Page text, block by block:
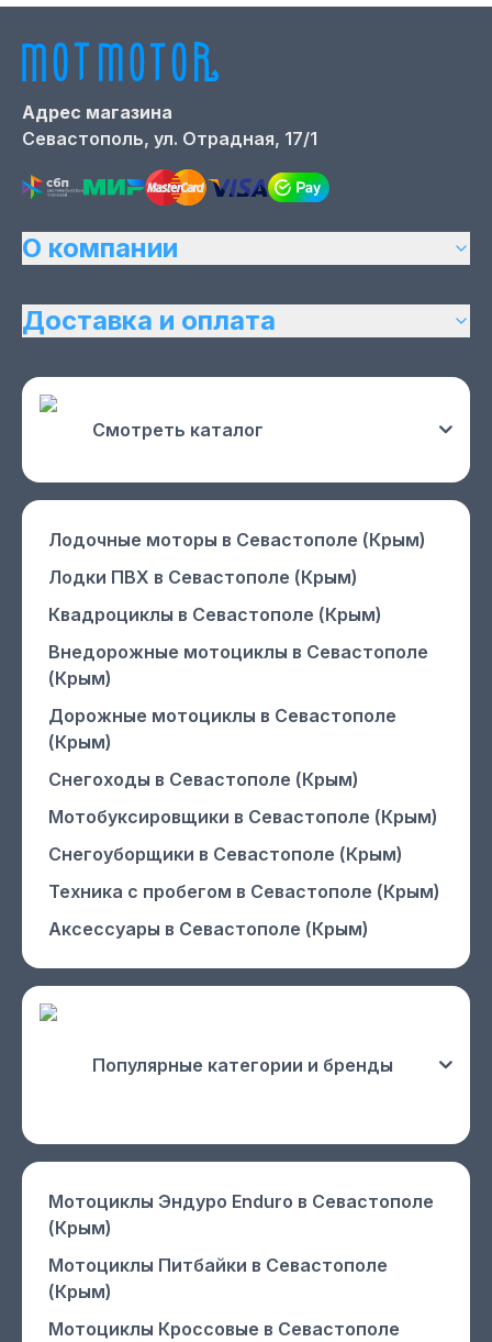
Адрес магазина
Севастополь, ул. Отрадная, 17/1
О компании
Доставка и оплата
Смотреть каталог
Лодочные моторы в Севастополе (Крым)
Лодки ПВХ в Севастополе (Крым)
Квадроциклы в Севастополе (Крым)
Внедорожные мотоциклы в Севастополе
(Крым)
Дорожные мотоциклы в Севастополе
(Крым)
Снегоходы в Севастополе (Крым)
Мотобуксировщики в Севастополе (Крым)
Снегоуборщики в Севастополе (Крым)
Техника с пробегом в Севастополе (Крым)
Аксессуары в Севастополе (Крым)
Популярные категории и бренды
Мотоциклы Эндуро Enduro в Севастополе
(Крым)
Мотоциклы Питбайки в Севастополе
(Крым)
Мотоциклы Кроссовые в Севастополе